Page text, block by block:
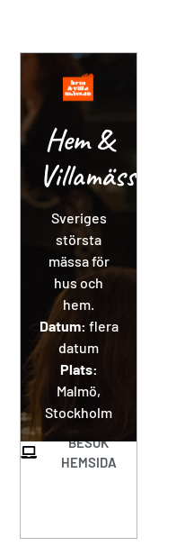
Hem &
Villamässan
Sveriges
största
mässa för
hus och
hem.
Datum: flera
datum
Plats:
Malmö,
Stockholm
BESÖK
HEMSIDA